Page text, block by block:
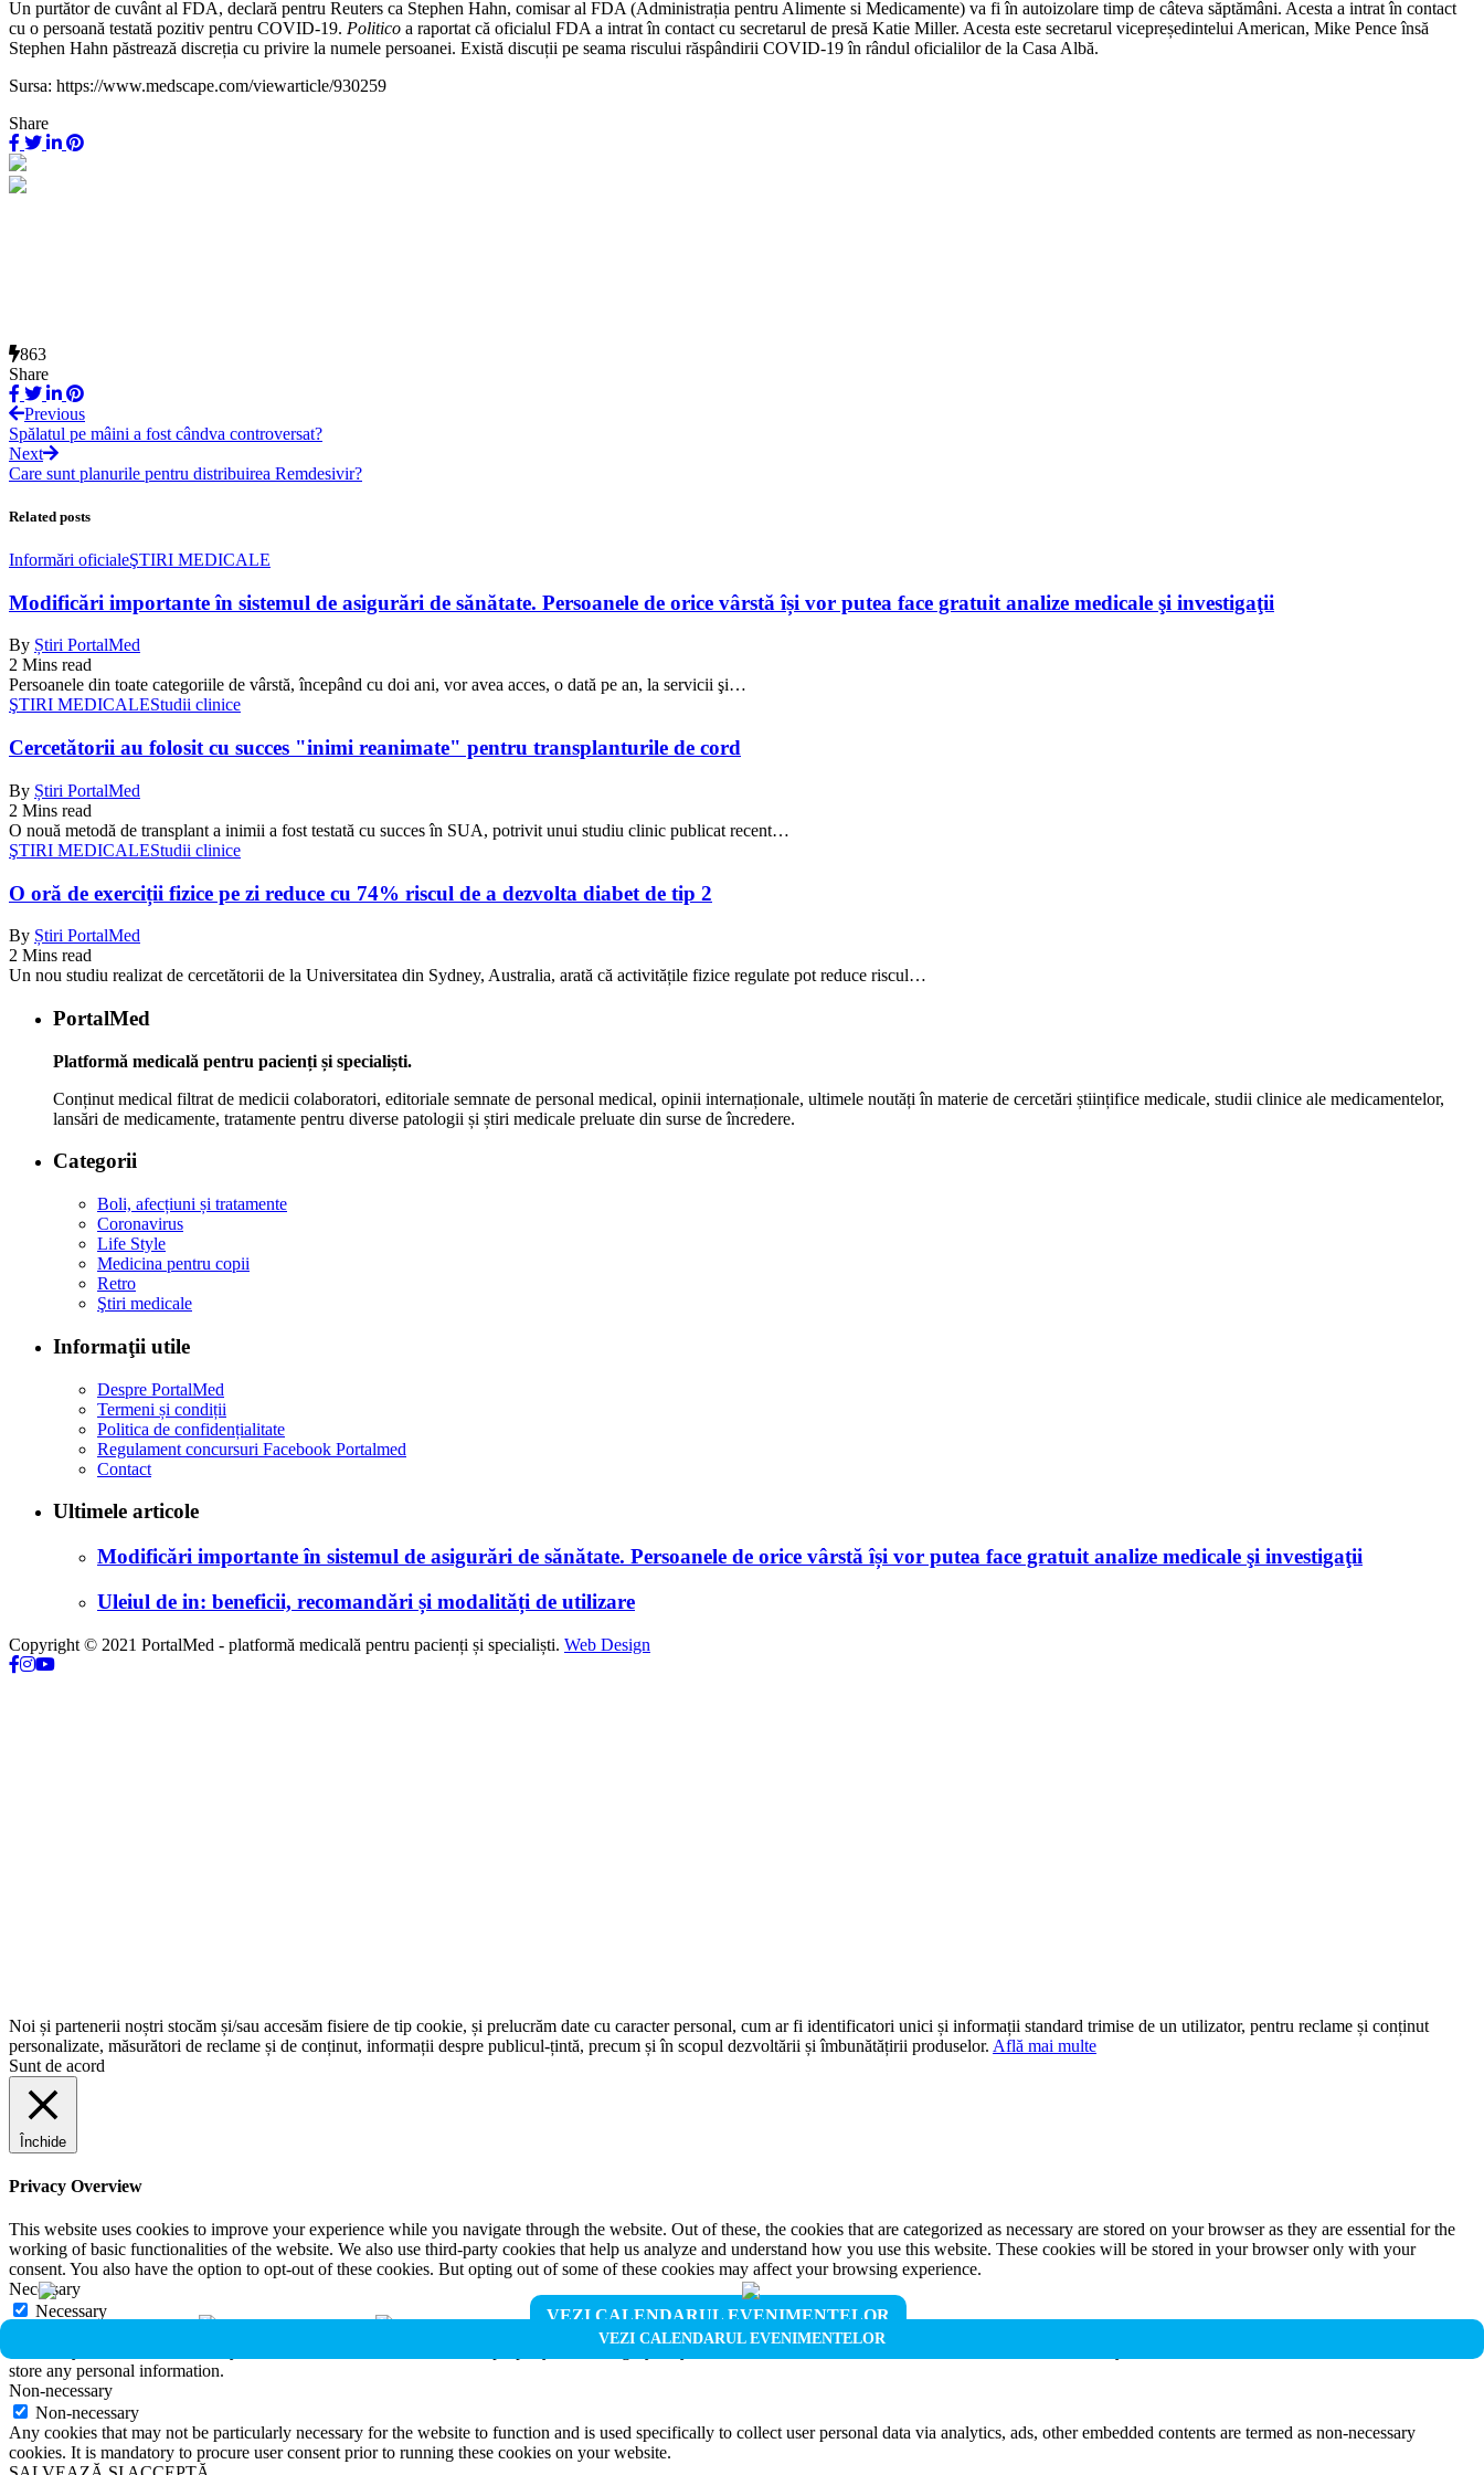
Un purtător de cuvânt al FDA, declară pentru Reuters ca Stephen Hahn, comisar al FDA (Administrația pentru Alimente si Medicamente) va fi în autoizolare timp de câteva săptămâni. Acesta a intrat în contact
cu o persoană testată pozitiv pentru COVID-19. Politico a raportat că oficialul FDA a intrat în contact cu secretarul de presă Katie Miller. Acesta este secretarul vicepreședintelui American, Mike Pence însă
Stephen Hahn păstrează discreția cu privire la numele persoanei. Există discuții pe seama riscului răspândirii COVID-19 în rândul oficialilor de la Casa Albă.
Sursa: https://www.medscape.com/viewarticle/930259
Share
VEZI CALENDARUL EVENIMENTELOR
VEZI CALENDARUL EVENIMENTELOR
863
Share
Previous
Spălatul pe mâini a fost cândva controversat?
Next
Care sunt planurile pentru distribuirea Remdesivir?
Related posts
Informări oficialeŞTIRI MEDICALE
Modificări importante în sistemul de asigurări de sănătate. Persoanele de orice vârstă își vor putea face gratuit analize medicale şi investigaţii
By Știri PortalMed
2 Mins read
Persoanele din toate categoriile de vârstă, începând cu doi ani, vor avea acces, o dată pe an, la servicii şi…
ŞTIRI MEDICALEStudii clinice
Cercetătorii au folosit cu succes "inimi reanimate" pentru transplanturile de cord
By Știri PortalMed
2 Mins read
O nouă metodă de transplant a inimii a fost testată cu succes în SUA, potrivit unui studiu clinic publicat recent…
ŞTIRI MEDICALEStudii clinice
O oră de exerciții fizice pe zi reduce cu 74% riscul de a dezvolta diabet de tip 2
By Știri PortalMed
2 Mins read
Un nou studiu realizat de cercetătorii de la Universitatea din Sydney, Australia, arată că activitățile fizice regulate pot reduce riscul…
PortalMed
Platformă medicală pentru pacienți și specialiști.
Conținut medical filtrat de medicii colaboratori, editoriale semnate de personal medical, opinii internaționale, ultimele noutăți în materie de cercetări științifice medicale, studii clinice ale medicamentelor,
lansări de medicamente, tratamente pentru diverse patologii și știri medicale preluate din surse de încredere.
Categorii
Boli, afecțiuni și tratamente
Coronavirus
Life Style
Medicina pentru copii
Retro
Ştiri medicale
Informaţii utile
Despre PortalMed
Termeni și condiții
Politica de confidențialitate
Regulament concursuri Facebook Portalmed
Contact
Ultimele articole
Modificări importante în sistemul de asigurări de sănătate. Persoanele de orice vârstă își vor putea face gratuit analize medicale şi investigaţii
Uleiul de in: beneficii, recomandări și modalități de utilizare
Copyright © 2021 PortalMed - platformă medicală pentru pacienți și specialiști. Web Design
Noi și partenerii noștri stocăm și/sau accesăm fisiere de tip cookie, și prelucrăm date cu caracter personal, cum ar fi identificatori unici și informații standard trimise de un utilizator, pentru reclame și conținut
personalizate, măsurători de reclame și de conținut, informații despre publicul-țintă, precum și în scopul dezvoltării și îmbunătățirii produselor. Află mai multe
Sunt de acord
Închide
Privacy Overview
This website uses cookies to improve your experience while you navigate through the website. Out of these, the cookies that are categorized as necessary are stored on your browser as they are essential for the
working of basic functionalities of the website. We also use third-party cookies that help us analyze and understand how you use this website. These cookies will be stored in your browser only with your
consent. You also have the option to opt-out of these cookies. But opting out of some of these cookies may affect your browsing experience.
Necessary
Necessary
store any personal information.
Non-necessary
Non-necessary
Any cookies that may not be particularly necessary for the website to function and is used specifically to collect user personal data via analytics, ads, other embedded contents are termed as non-necessary
cookies. It is mandatory to procure user consent prior to running these cookies on your website.